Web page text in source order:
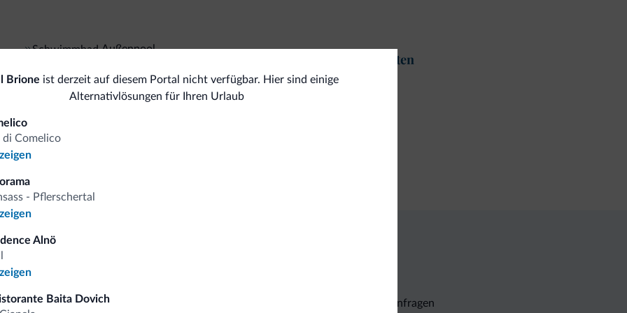
Schwimmbad Außenpool
Zugang
Fahrrad/MTB/e-bike
Sport und Aktivitäten
Brione ist derzeit auf diesem Portal nicht verfügbar. Hier sind einige
Alternativlösungen für Ihren Urlaub
di Comelico
- Pflerschertal
Alnö
Baita Dovich
Vorteilhafte Preise Unverbindliche Anfragen